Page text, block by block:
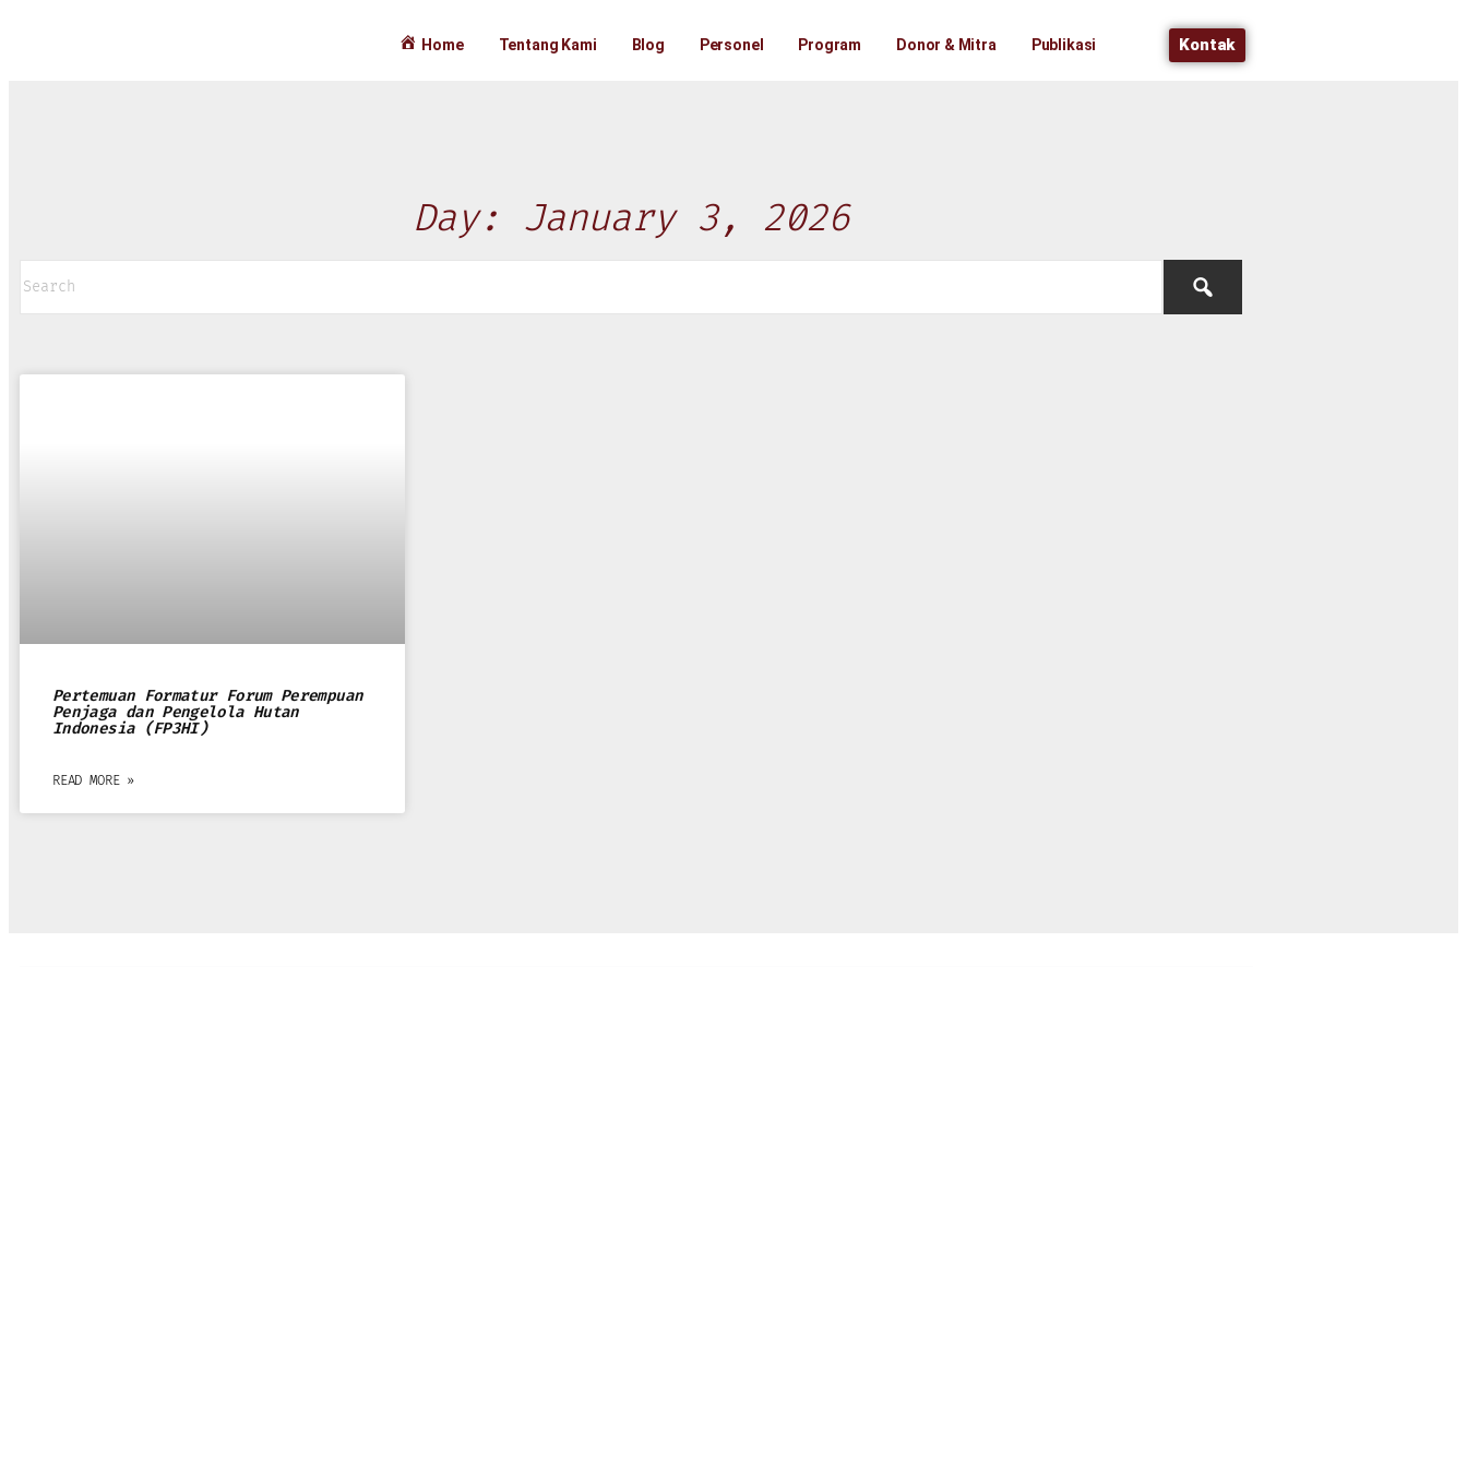
Home Tentang Kami Blog Personel Program Donor & Mitra Publikasi Kontak
Day: January 3, 2026
Pertemuan Formatur Forum Perempuan
Penjaga dan Pengelola Hutan
Indonesia (FP3HI)
READ MORE »